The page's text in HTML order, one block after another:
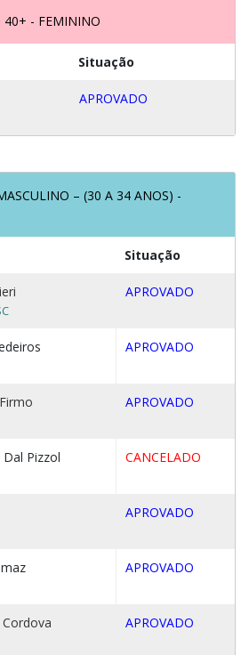
40+ - FEMININO
Situação
APROVADO
– (30 A 34 ANOS) -
Situação
APROVADO
APROVADO
APROVADO
Pizzol CANCELADO
APROVADO
APROVADO
APROVADO